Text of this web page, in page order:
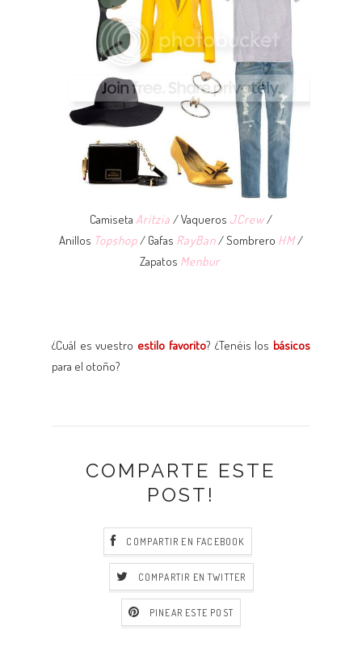
Camiseta Aritzia / Vaqueros JCrew/
Anillos Topshop / Gafas RayBan / Sombrero HM/
Zapatos Menbur
¿Cuál es vuestro estilo favorito? ¿Tenéis los básicos
para el otoño?
COMPARTE ESTE
POST!
COMPARTIR EN FACEBOOK
COMPARTIR EN TWITTER
PINEAR ESTE POST